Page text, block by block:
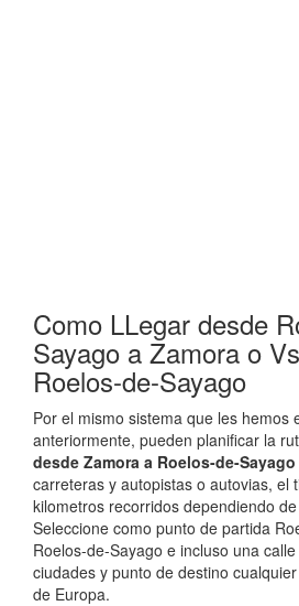
Como LLegar desde
Sayago a Zamora o
Roelos-de-Sayago
Por el mismo sistema que les hemos
anteriormente, pueden planificar la
desde Zamora a Roelos-de-Sayago
carreteras y autopistas o autovias, el
kilometros recorridos dependiendo
Seleccione como punto de partida
Roelos-de-Sayago e incluso una
ciudades y punto de destino
de Europa.